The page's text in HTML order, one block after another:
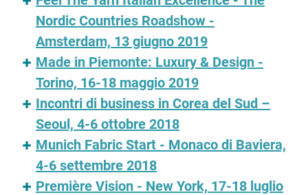
Nordic Countries Roadshow -
Amsterdam, 13 giugno 2019
Made in Piemonte: Luxury & Design -
Torino, 16-18 maggio 2019
Incontri di business in Corea del Sud –
Seoul, 4-6 ottobre 2018
Munich Fabric Start - Monaco di Baviera,
4-6 settembre 2018
Première Vision - New York, 17-18 luglio